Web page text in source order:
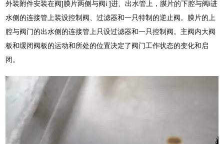
外装附件安装在阀]膜片两侧与阀i ]进、出水管上，膜片的下腔与阀i进
水侧的连接管上装设控制阀、过滤器和一只特制的逆止阀。膜片的上
腔与阀门的出水侧的连接管上只设过滤器和一只控制阀。主阀内大阀
板和缓闭阀板的运动和所处的位置决定了阀门工作状态的变化和启
闭。